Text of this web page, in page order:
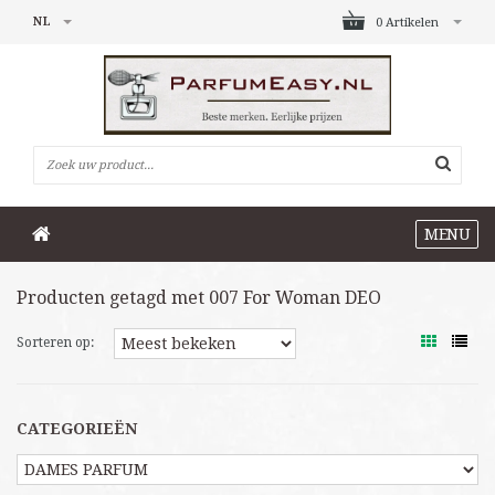
0 Artikelen
NL
MENU
Producten getagd met 007 For Woman DEO
Sorteren op:
CATEGORIEËN